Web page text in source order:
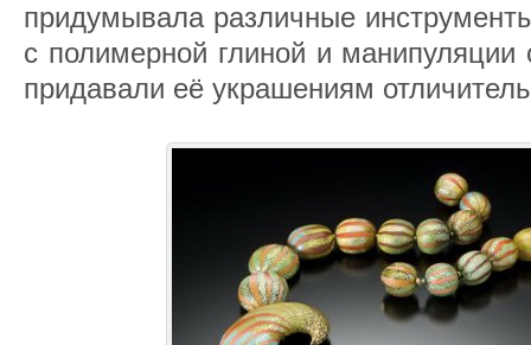
придумывала различные
с полимерной глиной и
придавали её украшениям